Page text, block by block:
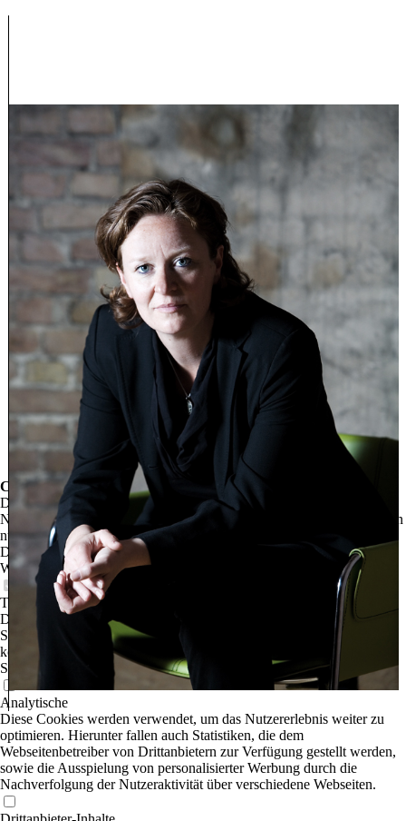
Cookie-Einstellungen
Diese Webseite verwendet Cookies, um Besuchern ein optimales
Nutzererlebnis zu bieten. Bestimmte Inhalte von Drittanbietern werden
nur angezeigt, wenn die entsprechende Option aktiviert ist. Die
Datenverarbeitung kann dann auch in einem Drittland erfolgen.
Weitere Informationen hierzu in der Datenschutzerklärung.
Technisch notwendige
Diese Cookies sind zum Betrieb der Webseite notwendig, z.B. zum
Schutz vor Hackerangriffen und zur Gewährleistung eines
konsistenten und der Nachfrage angepassten Erscheinungsbilds der
Seite.
Analytische
Diese Cookies werden verwendet, um das Nutzererlebnis weiter zu
optimieren. Hierunter fallen auch Statistiken, die dem
Webseitenbetreiber von Drittanbietern zur Verfügung gestellt werden,
sowie die Ausspielung von personalisierter Werbung durch die
Nachverfolgung der Nutzeraktivität über verschiedene Webseiten.